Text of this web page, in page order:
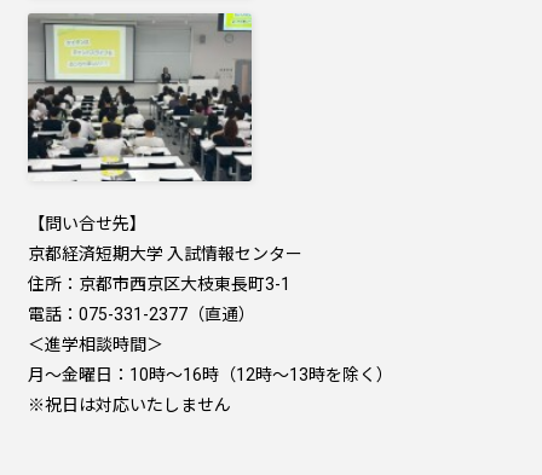
【問い合せ先】
京都経済短期大学 入試情報センター
住所：京都市西京区大枝東長町3-1
電話：075-331-2377（直通）
＜進学相談時間＞
月～金曜日：10時～16時（12時～13時を除く）
※祝日は対応いたしません